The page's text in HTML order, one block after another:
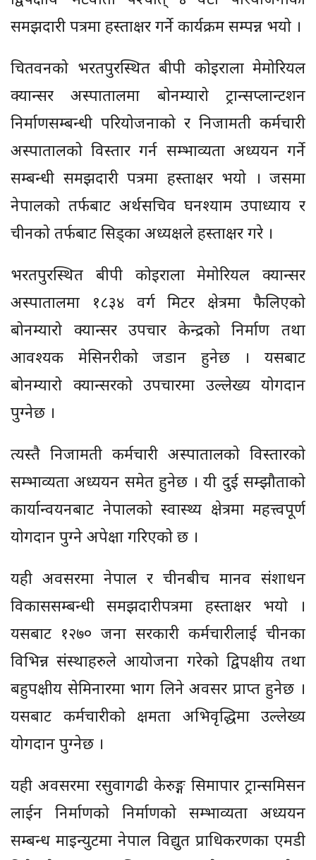
समझदारी पत्रमा हस्ताक्षर गर्ने कार्यक्रम सम्पन्न भयो ।
चितवनको भरतपुरस्थित बीपी कोइराला मेमोरियल
क्यान्सर अस्पातालमा बोनम्यारो ट्रान्सप्लान्टशन
निर्माणसम्बन्धी परियोजनाको र निजामती कर्मचारी
अस्पातालको विस्तार गर्न सम्भाव्यता अध्ययन गर्ने
सम्बन्धी समझदारी पत्रमा हस्ताक्षर भयो । जसमा
नेपालको तर्फबाट अर्थसचिव घनश्याम उपाध्याय र
चीनको तर्फबाट सिड्का अध्यक्षले हस्ताक्षर गरे ।
भरतपुरस्थित बीपी कोइराला मेमोरियल क्यान्सर
अस्पातालमा १८३४ वर्ग मिटर क्षेत्रमा फैलिएको
बोनम्यारो क्यान्सर उपचार केन्द्रको निर्माण तथा
आवश्यक मेसिनरीको जडान हुनेछ । यसबाट
बोनम्यारो क्यान्सरको उपचारमा उल्लेख्य योगदान
पुग्नेछ ।
त्यस्तै निजामती कर्मचारी अस्पातालको विस्तारको
सम्भाव्यता अध्ययन समेत हुनेछ । यी दुई सम्झौताको
कार्यान्वयनबाट नेपालको स्वास्थ्य क्षेत्रमा महत्त्वपूर्ण
योगदान पुग्ने अपेक्षा गरिएको छ ।
यही अवसरमा नेपाल र चीनबीच मानव संशाधन
विकाससम्बन्धी समझदारीपत्रमा हस्ताक्षर भयो ।
यसबाट १२७० जना सरकारी कर्मचारीलाई चीनका
विभिन्न संस्थाहरुले आयोजना गरेको द्विपक्षीय तथा
बहुपक्षीय सेमिनारमा भाग लिने अवसर प्राप्त हुनेछ ।
यसबाट कर्मचारीको क्षमता अभिवृद्धिमा उल्लेख्य
योगदान पुग्नेछ ।
यही अवसरमा रसुवागढी केरुङ्ग सिमापार ट्रान्समिसन
लाईन निर्माणको निर्माणको सम्भाव्यता अध्ययन
सम्बन्ध माइन्युटमा नेपाल विद्युत प्राधिकरणका एमडी